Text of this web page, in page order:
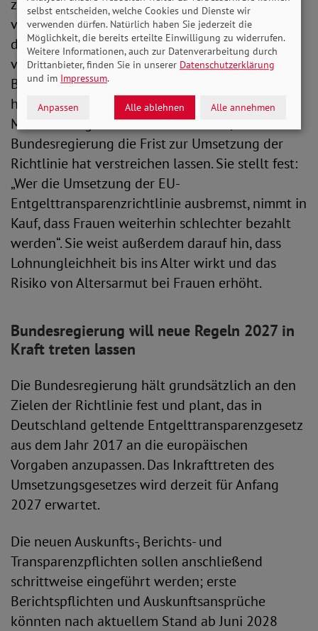
zentrales Anliegen des SoVD. Der Verband
veranstaltet anlässlich desEqual Pay Day
deutschlandweit Aktionen um auf die nach wie
vor bestehenden Ungerechtigkeiten bei der
Bezahlung zwischen Männern und Frauen
hinzuweisen. Die SoVD-Vorstandsvorsitzende
Michalea Engelmeier kritisiert daher, dass die
Bundesregierung die Frist zur Umsetzung der
Richtlinie hat verstreichen lassen. Sie stellt fest:
„Wer die Umsetzung der EU-
Entgelttransparenzrichtlinie ausbremst, nimmt in
Kauf, dass Frauen weiterhin schlechter bezahlt
werden“. Sie weist außerdem darauf hin, dass
Lohnungleichheit bis ins Alter wirkt und das
Risiko von Altersarmut bei Frauen erhöht.
Bundesregierung will neue Regeln 2027 in
Kraft treten lassen
Die Bundesregierung hält grundsätzlich an den
Zielen der Richtlinie fest und plant, das in
Deutschland geltende Entgelttransparenzgesetz
aus dem Jahr 2017 an die europäischen
Vorgaben anzupassen. Das Inkrafttreten des
Umsetzungsgesetzes wird derzeit für Anfang
2027 erwartet.
Die neuen Auskunfts-, Berichts- und
Transparenzpflichten sollen anschließend
schrittweise eingeführt werden; erste
Berichtspflichten und Auskunftsansprüche
könnten nach aktuellem Stand ab Juni 2028
selbst entscheiden, welche Cookies und Dienste wir
verwenden dürfen. Natürlich haben Sie jederzeit die
Möglichkeit, die bereits erteilte Einwilligung zu widerrufen.
Weitere Informationen, auch zur Datenverarbeitung durch
Drittanbieter, finden Sie in unserer Datenschutzerklärung
und im Impressum.
Anpassen Alle ablehnen Alle annehmen